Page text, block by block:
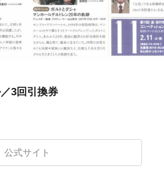
3回引換券
公式サイト